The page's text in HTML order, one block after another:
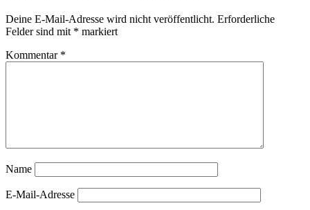
Deine E-Mail-Adresse wird nicht veröffentlicht. Erforderliche
Felder sind mit * markiert
Kommentar *
Name
E-Mail-Adresse